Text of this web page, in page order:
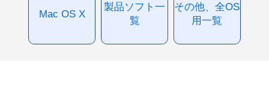
Mac OS X
製品ソフト一
覧
その他、全OS
用一覧